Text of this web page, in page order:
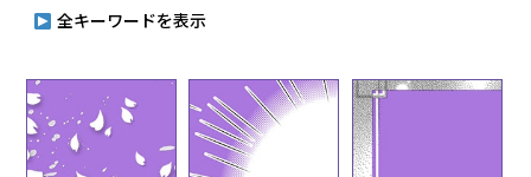
全キーワードを表示